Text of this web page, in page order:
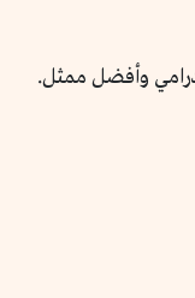
وأفضل ممثل.